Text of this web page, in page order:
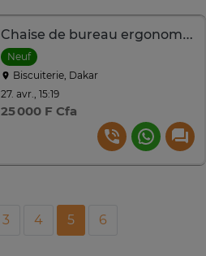
Chaise de bureau ergonomique noire dossier maille
Neuf
Biscuiterie, Dakar
27. avr., 15:19
25 000 F Cfa
3 4 5 6